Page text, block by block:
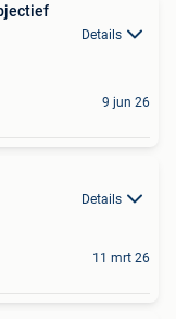
Details
9 jun 26
Details
11 mrt 26